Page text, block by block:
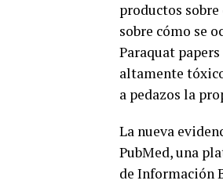
productos
sobre cómo se
Paraquat
altamente
a pedazos la
La nueva
PubMed, una
de Información